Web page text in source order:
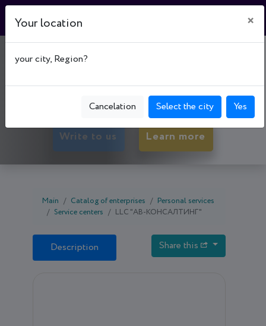
"АВ-КОНСАЛТИНГ"
Metalurhiinyi р-н, вул. Степана Тільги, буд. 23
Write to us Learn more
Main Catalog of enterprises
Personal services
Service centers
LLC "АВ-КОНСАЛТИНГ"
Description Share this
Your location ×
your city, Region?
Cancelation Select the city Yes